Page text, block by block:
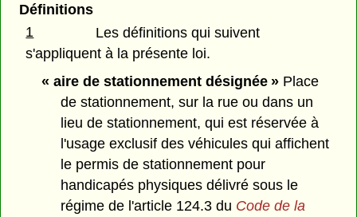
Définitions
1
Les définitions qui suivent
s'appliquent à la présente loi.
« aire de stationnement désignée »Place
de stationnement, sur la rue ou dans un
lieu de stationnement, qui est réservée à
l'usage exclusif des véhicules qui affichent
le permis de stationnement pour
handicapés physiques délivré sous le
régime de l'article 124.3 du Code de la